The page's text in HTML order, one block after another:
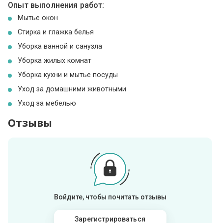
Опыт выполнения работ:
Мытье окон
Стирка и глажка белья
Уборка ванной и санузла
Уборка жилых комнат
Уборка кухни и мытье посуды
Уход за домашними животными
Уход за мебелью
Отзывы
Войдите, чтобы почитать отзывы
Зарегистрироваться